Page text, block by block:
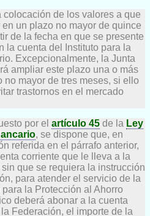
colocación de los valores a que
un plazo no mayor de quince
de la fecha en que se presente
la cuenta del Instituto para la
Excepcionalmente, la Junta
ampliar este plazo una o más
mayor de tres meses, si ello
trastornos en el mercado
por el artículo 45 de la Ley
, se dispone que, en
referida en el párrafo anterior,
corriente que le lleva a la
que se requiera la instrucción
para atender el servicio de la
la Protección al Ahorro
deberá abonar a la cuenta
Federación, el importe de la